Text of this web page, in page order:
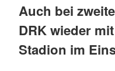
Auch bei
DRK wieder
Stadion im